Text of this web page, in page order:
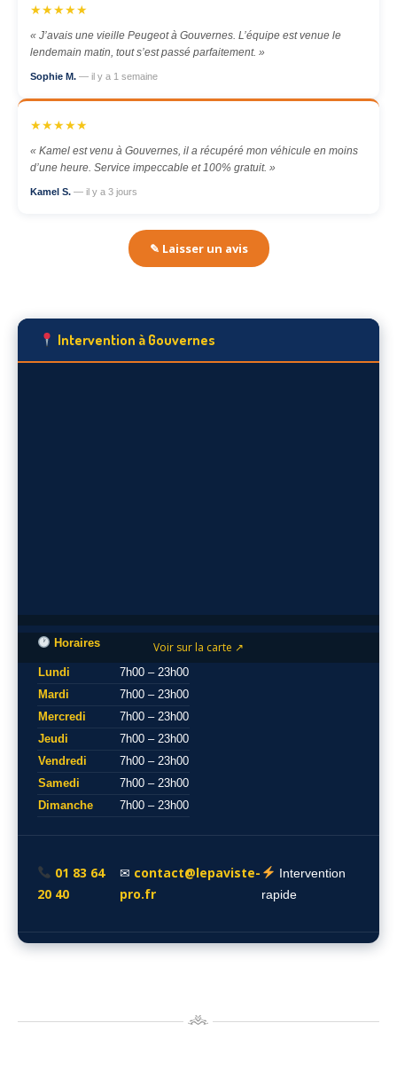
★★★★★
« J’avais une vieille Peugeot à Gouvernes. L’équipe est venue le
lendemain matin, tout s’est passé parfaitement. »
Sophie M. — il y a 1 semaine
★★★★★
« Kamel est venu à Gouvernes, il a récupéré mon véhicule en moins
d’une heure. Service impeccable et 100% gratuit. »
Kamel S. — il y a 3 jours
✎ Laisser un avis
Intervention à Gouvernes
Voir sur la carte ↗
Horaires
Lundi
7h00 – 23h00
Mardi
7h00 – 23h00
Mercredi
7h00 – 23h00
Jeudi
7h00 – 23h00
Vendredi
7h00 – 23h00
Samedi
7h00 – 23h00
Dimanche
7h00 – 23h00
01 83 64
20 40
✉ contact@lepaviste-
pro.fr
Intervention
rapide